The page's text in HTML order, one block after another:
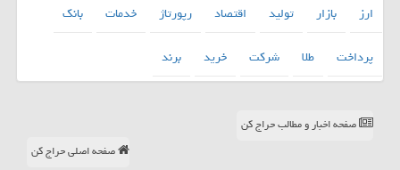
ارز بازار تولید اقتصاد رپورتاژ خدمات
بانك
پرداخت
طلا شركت خرید برند
صفحه اخبار و مطالب حراج کن
صفحه اصلی حراج کن